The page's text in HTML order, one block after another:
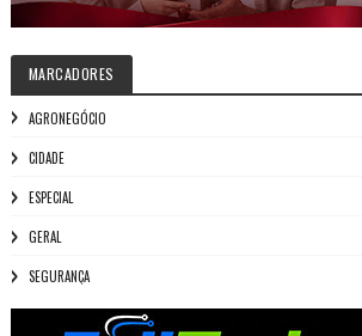
MARCADORES
AGRONEGÓCIO
CIDADE
ESPECIAL
GERAL
SEGURANÇA